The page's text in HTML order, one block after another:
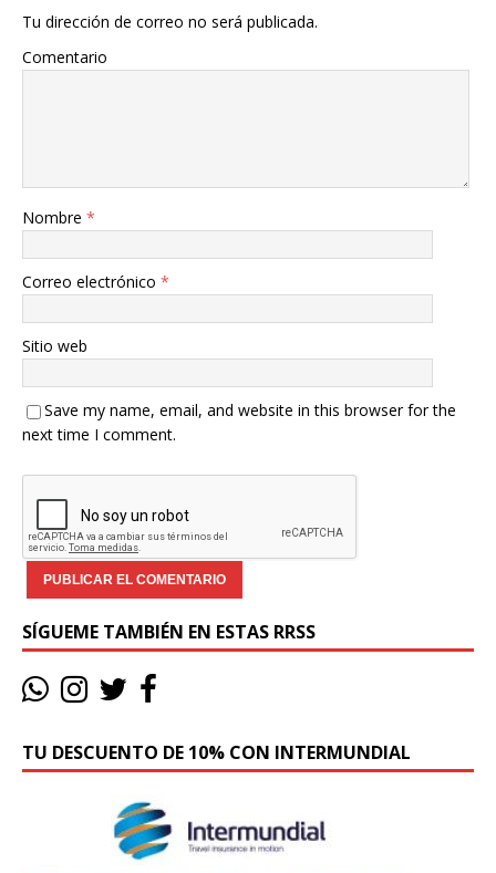
Tu dirección de correo no será publicada.
Comentario
Nombre *
Correo electrónico *
Sitio web
Save my name, email, and website in this browser for the
next time I comment.
SÍGUEME TAMBIÉN EN ESTAS RRSS
TU DESCUENTO DE 10% CON INTERMUNDIAL